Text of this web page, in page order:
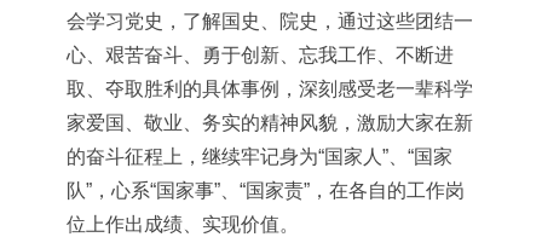
会学习党史，了解国史、院史，通过这些团结一
心、艰苦奋斗、勇于创新、忘我工作、不断进
取、夺取胜利的具体事例，深刻感受老一辈科学
家爱国、敬业、务实的精神风貌，激励大家在新
的奋斗征程上，继续牢记身为“国家人”、“国家
队”，心系“国家事”、“国家责”，在各自的工作岗
位上作出成绩、实现价值。